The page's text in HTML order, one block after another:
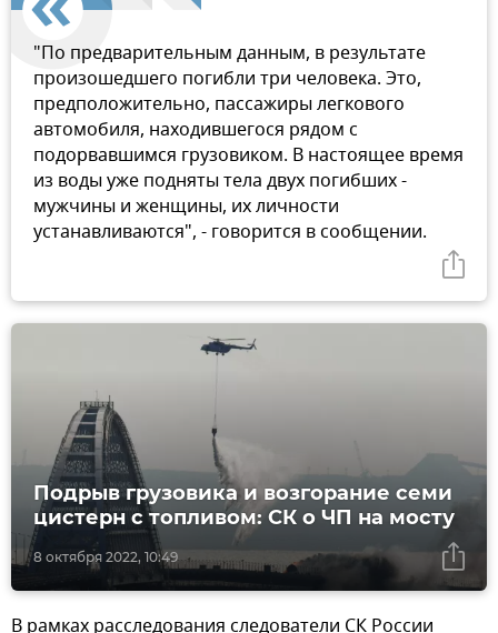
"По предварительным данным, в результате
произошедшего погибли три человека. Это,
предположительно, пассажиры легкового
автомобиля, находившегося рядом с
подорвавшимся грузовиком. В настоящее время
из воды уже подняты тела двух погибших -
мужчины и женщины, их личности
устанавливаются", - говорится в сообщении.
8 октября 2022, 10:49
Подрыв грузовика и возгорание семи
цистерн с топливом: СК о ЧП на мосту
В рамках расследования следователи СК России